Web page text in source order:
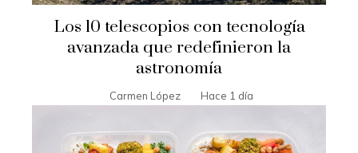
Los 10 telescopios con tecnología
avanzada que redefinieron la
astronomía
Carmen López Hace 1 día